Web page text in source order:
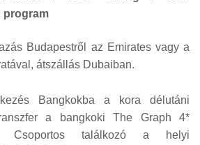
program
Budapestről az Emirates vagy a
átszállás Dubaiban.
Bangkokba a kora délutáni
a bangkoki The Graph 4*
Csoportos találkozó a helyi